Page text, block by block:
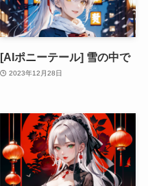
[AIポニーテール] 雪の中で
2023年12月28日